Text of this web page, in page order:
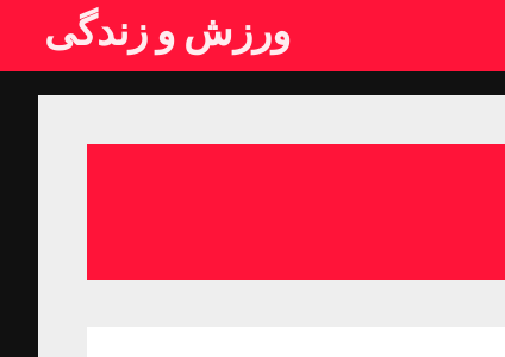
ورزش و زندگی